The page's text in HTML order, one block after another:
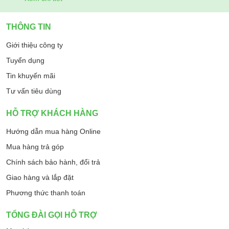
Thiết kế tách biệt giúp thao tác nhanh chóng, an toàn và phù
Sự linh hoạt trong sử dụng giúp WD531C trở thành trợ thủ đắc
lực trong sinh hoạt hằng ngày.
Hiệu suất cao, đáp ứng linh hoạt mọi nhu cầu
Cây nước nóng lạnh Fujihome WD531C sở hữu hiệu suất hoạt
THÔNG TIN
Giới thiệu công ty
Tuyển dụng
Tin khuyến mãi
Tư vấn tiêu dùng
HỖ TRỢ KHÁCH HÀNG
Hướng dẫn mua hàng Online
Mua hàng trả góp
Chính sách bảo hành, đổi trả
Giao hàng và lắp đặt
Phương thức thanh toán
TỔNG ĐÀI GỌI HỖ TRỢ